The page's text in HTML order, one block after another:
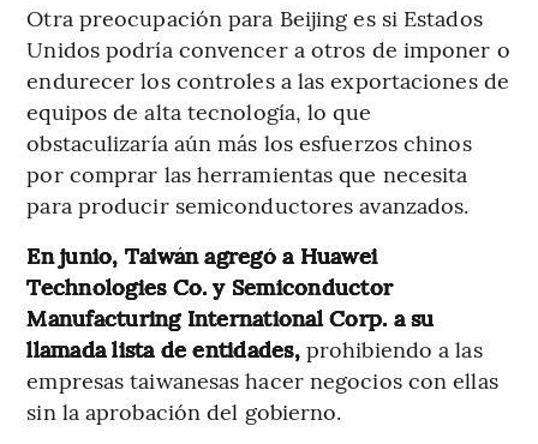
Otra preocupación para Beijing es si Estados
Unidos podría convencer a otros de imponer o
endurecer los controles a las exportaciones de
equipos de alta tecnología, lo que
obstaculizaría aún más los esfuerzos chinos
por comprar las herramientas que necesita
para producir semiconductores avanzados.
En junio, Taiwán agregó a Huawei
Technologies Co. y Semiconductor
Manufacturing International Corp. a su
llamada lista de entidades,prohibiendo a las
empresas taiwanesas hacer negocios con ellas
sin la aprobación del gobierno.